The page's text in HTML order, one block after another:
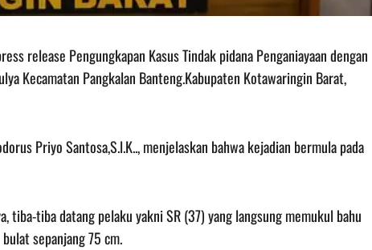
release Pengungkapan Kasus Tindak pidana Penganiayaan dengan
Kecamatan Pangkalan Banteng.Kabupaten Kotawaringin Barat,
Priyo Santosa,S.l.K.., menjelaskan bahwa kejadian bermula pada
tiba-tiba datang pelaku yakni SR (37) yang langsung memukul bahu
sepanjang 75 cm.